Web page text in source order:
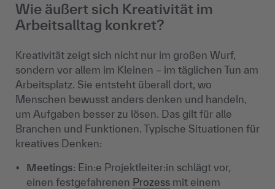
Wie äußert sich Kreativität im
Arbeitsalltag konkret?
Kreativität zeigt sich nicht nur im großen Wurf,
sondern vor allem im Kleinen – im täglichen Tun am
Arbeitsplatz. Sie entsteht überall dort, wo
Menschen bewusst anders denken und handeln,
um Aufgaben besser zu lösen. Das gilt für alle
Branchen und Funktionen. Typische Situationen für
kreatives Denken:
Meetings: Ein:e Projektleiter:in schlägt vor,
einen festgefahrenen Prozess mit einem